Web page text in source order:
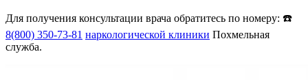
Для получения консультации врача обратитесь по номеру: ☎️
8(800) 350-73-81 наркологической клиники Похмельная
служба.